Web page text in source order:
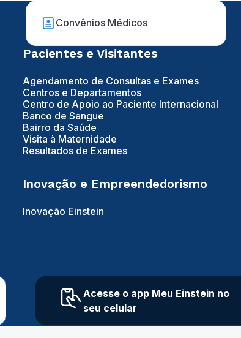
Convênios Médicos
Pacientes e Visitantes
Agendamento de Consultas e Exames
Centros e Departamentos
Centro de Apoio ao Paciente Internacional
Banco de Sangue
Bairro da Saúde
Visita à Maternidade
Resultados de Exames
Inovação e Empreendedorismo
Inovação Einstein
Acesse o app Meu Einstein no
seu celular